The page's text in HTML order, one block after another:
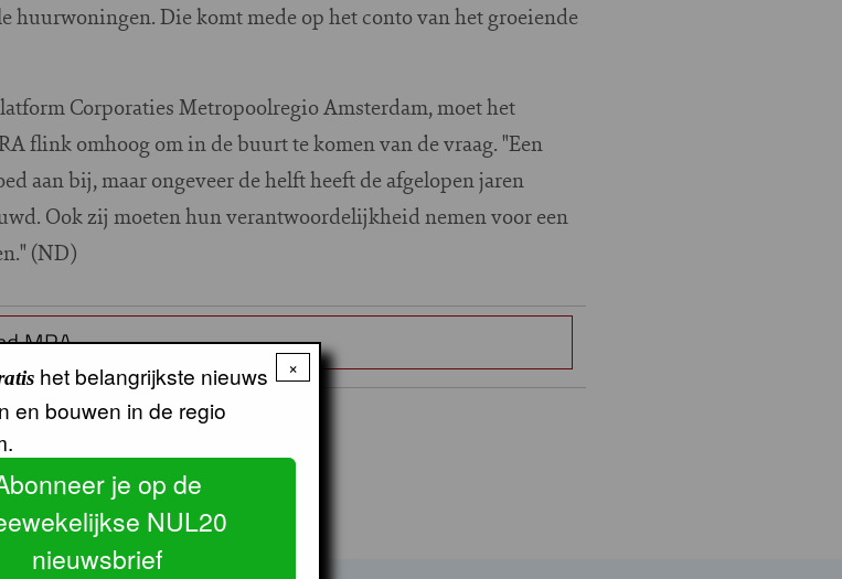
huurwoningen. Die komt mede op het conto van het groeiende
Corporaties Metropoolregio Amsterdam, moet het
flink omhoog om in de buurt te komen van de vraag. "Een
aan bij, maar ongeveer de helft heeft de afgelopen jaren
Ook zij moeten hun verantwoordelijkheid nemen voor een
(ND)
MRA
Koopwoning Betaalbare koopwoning
×
het belangrijkste nieuws
en bouwen in de regio
je op de
NUL20
nieuwsbrief